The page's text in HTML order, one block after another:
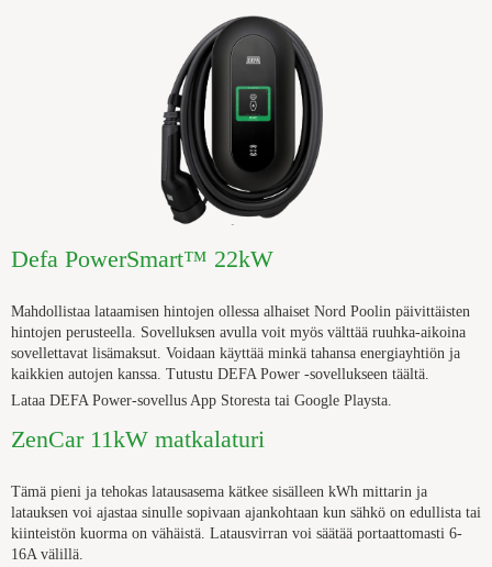
Defa PowerSmart™ 22kW
Mahdollistaa lataamisen hintojen ollessa alhaiset Nord Poolin päivittäisten
hintojen perusteella. Sovelluksen avulla voit myös välttää ruuhka-aikoina
sovellettavat lisämaksut. Voidaan käyttää minkä tahansa energiayhtiön ja
kaikkien autojen kanssa. Tutustu DEFA Power -sovellukseen täältä.
Lataa DEFA Power-sovellus App Storesta tai Google Playsta.
ZenCar 11kW matkalaturi
Tämä pieni ja tehokas latausasema kätkee sisälleen kWh mittarin ja
latauksen voi ajastaa sinulle sopivaan ajankohtaan kun sähkö on edullista tai
kiinteistön kuorma on vähäistä. Latausvirran voi säätää portaattomasti 6-
16A välillä.